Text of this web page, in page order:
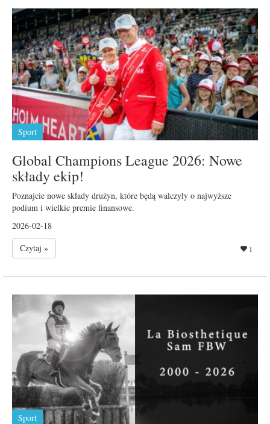
Sport
Global Champions League 2026: Nowe
składy ekip!
Poznajcie nowe składy drużyn, które będą walczyły o najwyższe
podium i wielkie premie finansowe.
2026-02-18
Czytaj »
1
Sport